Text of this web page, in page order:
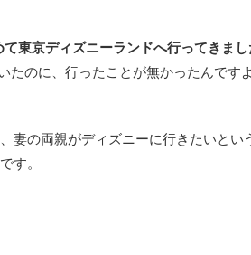
東京ディズニーランドへ行ってきまし
のに、行ったことが無かったんですよ
妻の両親がディズニーに行きたいとい
す。